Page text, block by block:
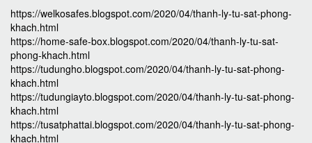
https://welkosafes.blogspot.com/2020/04/thanh-ly-tu-sat-phong-
khach.html
https://home-safe-box.blogspot.com/2020/04/thanh-ly-tu-sat-
phong-khach.html
https://tudungho.blogspot.com/2020/04/thanh-ly-tu-sat-phong-
khach.html
https://tudungiayto.blogspot.com/2020/04/thanh-ly-tu-sat-phong-
khach.html
https://tusatphattai.blogspot.com/2020/04/thanh-ly-tu-sat-phong-
khach.html